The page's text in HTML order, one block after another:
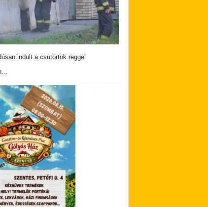
indult a csütörtök reggel